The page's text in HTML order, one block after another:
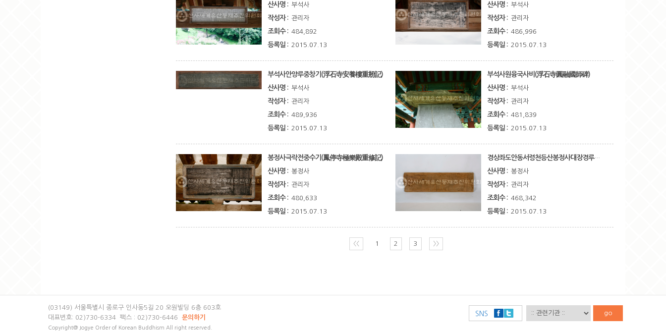
산사명 : 부석사
작성자 : 관리자
조회수 : 484,892
등록일 : 2015.07.13
산사명 : 부석사
작성자 : 관리자
조회수 : 486,996
등록일 : 2015.07.13
부석사안양루중창기(浮石寺安養樓重刱記)
산사명 : 부석사
작성자 : 관리자
조회수 : 489,936
등록일 : 2015.07.13
부석사원융국사비(浮石寺圓融國師碑)
산사명 : 부석사
작성자 : 관리자
조회수 : 481,839
등록일 : 2015.07.13
봉정사극락전중수기(鳳停寺極樂殿重修記)
산사명 : 봉정사
작성자 : 관리자
조회수 : 480,633
등록일 : 2015.07.13
경상좌도안동서령천등산봉정사대장경루판부수급인출체례규모기(慶尙左道安東西岺天燈山鳳停寺大藏經鏤板部數及印出体例規模記)
산사명 : 봉정사
작성자 : 관리자
조회수 : 468,342
등록일 : 2015.07.13
〈〈 1 2 3 〉〉
go
SNS
(03149) 서울특별시 종로구 인사동5길 20 오원빌딩 6층 603호
대표번호: 02)730-6334 팩스 : 02)730-6446 문의하기
Copyright@ Jogye Order of Korean Buddhism All right reserved.